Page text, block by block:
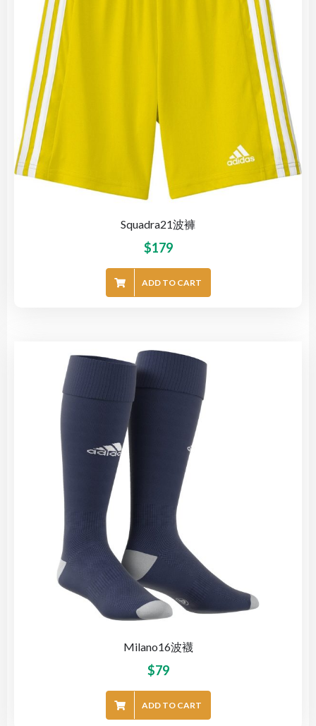
Squadra21波褲
$179
ADD TO CART
Milano16波襪
$79
ADD TO CART